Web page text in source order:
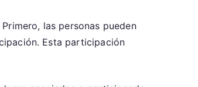
las personas pueden
Esta participación